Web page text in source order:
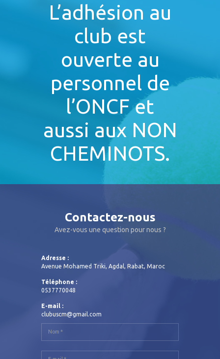
L’adhésion au
club est
ouverte au
personnel de
l’ONCF et
aussi aux NON
CHEMINOTS.
Contactez-nous
Avez-vous une question pour nous ?
Adresse :
Avenue Mohamed Triki, Agdal, Rabat, Maroc
Téléphone :
0537770048
E-mail :
clubuscm@gmail.com